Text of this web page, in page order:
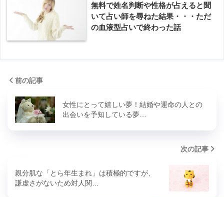
無料で姓名判断や性格が占えると聞
いて占い師を尋ねた結果・・・ただ
の血液型占いで終わった話
前の記事
女性にとって嬉しい夢！結婚や運命の人との
出会いを予知している夢…
次の記事
親分肌な「とら年生まれ」は積極的ですが、
謙虚さがないため対人関…